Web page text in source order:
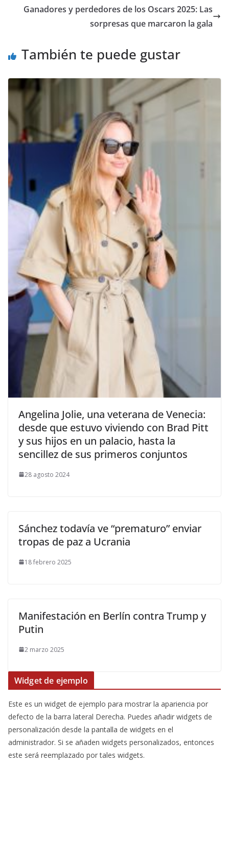
Ganadores y perdedores de los Oscars 2025: Las
sorpresas que marcaron la gala
También te puede gustar
​Angelina Jolie, una veterana de Venecia:
desde que estuvo viviendo con Brad Pitt
y sus hijos en un palacio, hasta la
sencillez de sus primeros conjuntos
28 agosto 2024
Sánchez todavía ve “prematuro” enviar
tropas de paz a Ucrania
18 febrero 2025
Manifestación en Berlín contra Trump y
Putin
2 marzo 2025
Widget de ejemplo
Este es un widget de ejemplo para mostrar la apariencia por
defecto de la barra lateral Derecha. Puedes añadir widgets de
personalización desde la pantalla de widgets en el
administrador. Si se añaden widgets personalizados, entonces
este será reemplazado por tales widgets.